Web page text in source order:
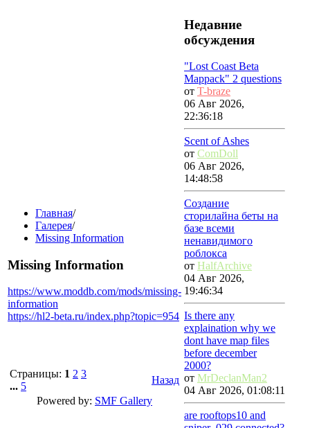
Главная/
Галерея/
Missing Information
Missing Information
https://www.moddb.com/mods/missing-
information
https://hl2-beta.ru/index.php?topic=954
Страницы: 1 2 3
... 5
Назад
Powered by: SMF Gallery
Недавние
обсуждения
"Lost Coast Beta
Mappack" 2 questions
от T-braze
06 Авг 2026,
22:36:18
Scent of Ashes
от ComDoll
06 Авг 2026,
14:48:58
Создание
сторилайна беты на
базе всеми
ненавидимого
роблокса
от HalfArchive
04 Авг 2026,
19:46:34
Is there any
explaination why we
dont have map files
before december
2000?
от MrDeclanMan2
04 Авг 2026, 01:08:11
are rooftops10 and